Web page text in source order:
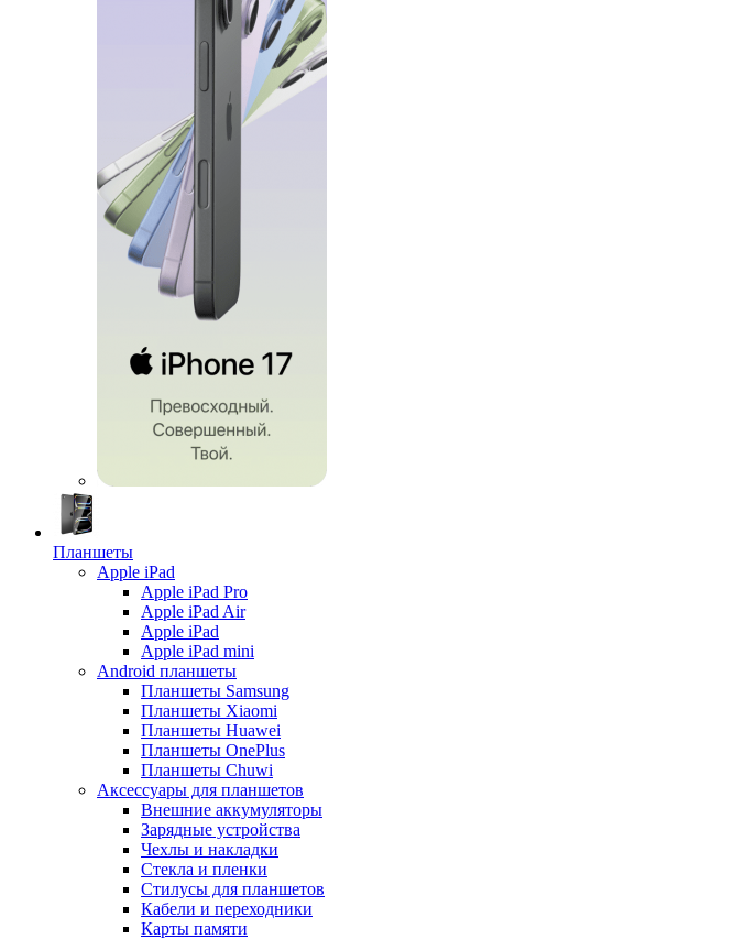
Планшеты
Apple iPad
Apple iPad Pro
Apple iPad Air
Apple iPad
Apple iPad mini
Android планшеты
Планшеты Samsung
Планшеты Xiaomi
Планшеты Huawei
Планшеты OnePlus
Планшеты Chuwi
Аксессуары для планшетов
Внешние аккумуляторы
Зарядные устройства
Чехлы и накладки
Стекла и пленки
Стилусы для планшетов
Кабели и переходники
Карты памяти